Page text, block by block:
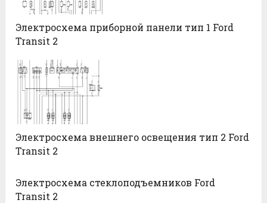
Электросхема приборной панели тип 1 Ford
Transit 2
Электросхема внешнего освещения тип 2 Ford
Transit 2
Электросхема стеклоподъемников Ford
Transit 2